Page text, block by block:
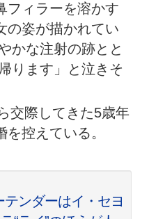
フィラーを溶かす
の姿が描かれてい
かな注射の跡とと
ります」と泣きそ
交際してきた5歳年
控えている。
テンダーはイ・セヨ